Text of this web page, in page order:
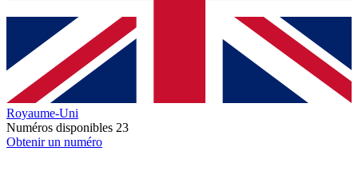
Royaume-Uni
Numéros disponibles 23
Obtenir un numéro